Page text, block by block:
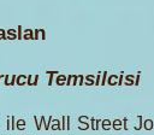
Temsilcisi
Wall Street